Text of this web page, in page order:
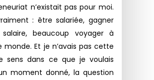
n’existait pas pour moi.
: être salariée, gagner
beaucoup voyager à
monde. Et je n’avais pas cette
sens dans ce que je voulais
moment donné, la question